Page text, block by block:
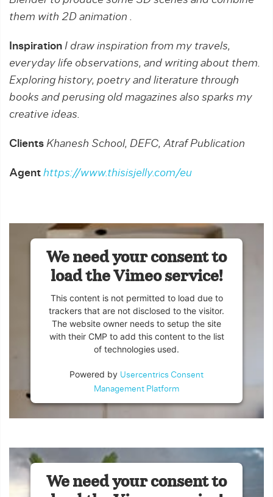
them with 2D animation .
Inspiration I draw inspiration from my travels,
everyday life observations, and writing about them.
Exploring history, poetry and literature through
books and perusing old magazines also sparks my
creative ideas.
Clients Khanesh School, DEFC, Atraf Publication
Agent https://www.thisisjelly.com/eu
We need your consent to
load the Vimeo service!
This content is not permitted to load due to
trackers that are not disclosed to the visitor.
The website owner needs to setup the site
with their CMP to add this content to the list
of technologies used.
Powered by Usercentrics Consent
Management Platform
We need your consent to